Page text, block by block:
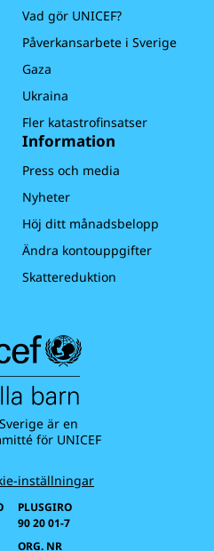
Vad gör UNICEF?
Påverkansarbete i Sverige
Gaza
Ukraina
Fler katastrofinsatser
Information
Press och media
Nyheter
Höj ditt månadsbelopp
Ändra kontouppgifter
Skattereduktion
är en
för UNICEF
inställningar
PLUSGIRO
90 20 01-7
ORG. NR